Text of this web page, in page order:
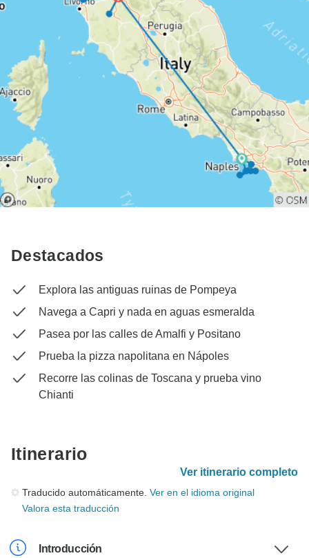
Destacados
Explora las antiguas ruinas de Pompeya
Navega a Capri y nada en aguas esmeralda
Pasea por las calles de Amalfi y Positano
Prueba la pizza napolitana en Nápoles
Recorre las colinas de Toscana y prueba vino
Chianti
Itinerario
Ver itinerario completo
Traducido automáticamente. Ver en el idioma original
Valora esta traducción
Introducción